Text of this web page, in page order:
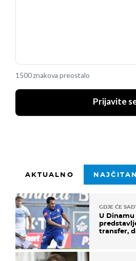
1500 znakova preostalo
Prijavite
AKTUALNO
GDJE ĆE
U
transfer,